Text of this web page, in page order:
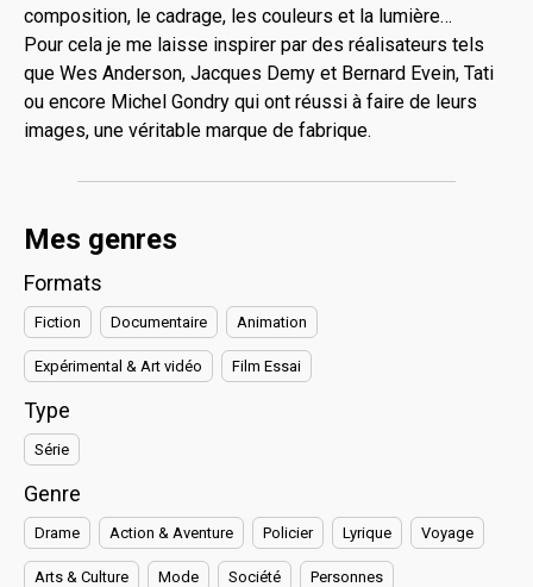
composition, le cadrage, les couleurs et la lumière…
Pour cela je me laisse inspirer par des réalisateurs tels
que Wes Anderson, Jacques Demy et Bernard Evein, Tati
ou encore Michel Gondry qui ont réussi à faire de leurs
images, une véritable marque de fabrique.
Mes genres
Formats
Fiction Documentaire Animation
Expérimental & Art vidéo Film Essai
Type
Série
Genre
Drame Action & Aventure Policier Lyrique Voyage
Arts & Culture Mode Société Personnes